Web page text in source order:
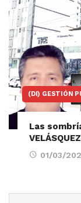
(DI) GESTIÓN
Las
01/03/